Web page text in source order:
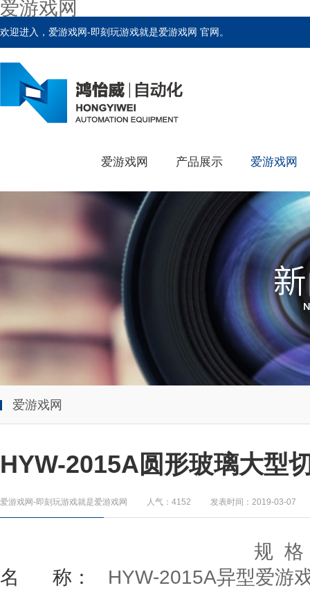
爱游戏网
欢迎进入，爱游戏网-即刻玩游戏就是爱游戏网 官网。
爱游戏网 产品展示 爱游戏网
爱游戏网
HYW-2015A圆形玻璃大型
爱游戏网-即刻玩游戏就是爱游戏网 人气：4152 发表时间：2019-03-07
规 格
名
称： HYW-2015A异型爱游